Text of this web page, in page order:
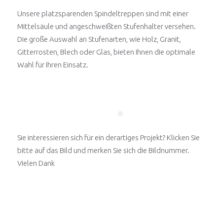
Unsere platzsparenden Spindeltreppen sind mit einer
Mittelsäule und angeschweißten Stufenhalter versehen.
Die große Auswahl an Stufenarten, wie Holz, Granit,
Gitterrosten, Blech oder Glas, bieten Ihnen die optimale
Wahl für Ihren Einsatz.
Sie interessieren sich für ein derartiges Projekt? Klicken Sie
bitte auf das Bild und merken Sie sich die Bildnummer.
Vielen Dank